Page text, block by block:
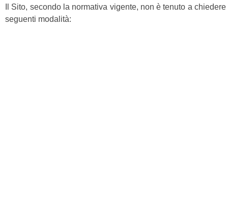
Il Sito, secondo la normativa vigente, non è tenuto a
seguenti modalità: